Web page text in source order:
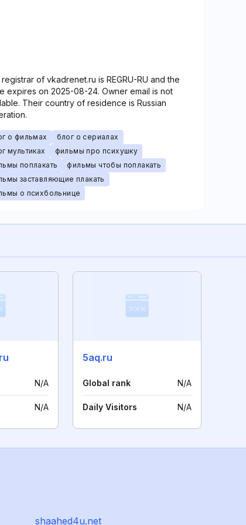
of vkadrenet.ru is REGRU-RU and the
expires on 2025-08-24. Owner email is not
Their country of residence is Russian
о фильмах
блог о сериалах
мультиках
фильмы про психушку
поплакать
фильмы чтобы поплакать
заставляющие плакать
о психбольнице
N/A
N/A
5aq.ru
Global rank N/A
Daily Visitors N/A
shaahed4u.net